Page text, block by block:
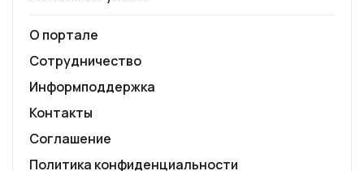
О портале
Сотрудничество
Информподдержка
Контакты
Соглашение
Политика конфиденциальности